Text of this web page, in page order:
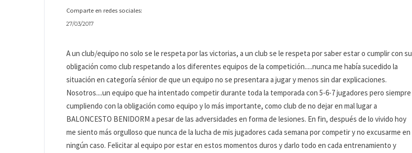
Comparte en redes sociales:
27/03/2017
A un club/equipo no solo se le respeta por las victorias, a un club se le respeta por saber estar o cumplir con su
obligación como club respetando a los diferentes equipos de la competición.....nunca me había sucedido la
situación en categoría sénior de que un equipo no se presentara a jugar y menos sin dar explicaciones.
Nosotros....un equipo que ha intentado competir durante toda la temporada con 5-6-7 jugadores pero siempre
cumpliendo con la obligación como equipo y lo más importante, como club de no dejar en mal lugar a
BALONCESTO BENIDORM a pesar de las adversidades en forma de lesiones. En fin, después de lo vivido hoy
me siento más orgulloso que nunca de la lucha de mis jugadores cada semana por competir y no excusarme en
ningún caso. Felicitar al equipo por estar en estos momentos duros y darlo todo en cada entrenamiento y